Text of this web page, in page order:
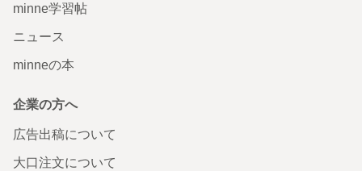
minne学習帖
ニュース
minneの本
企業の方へ
広告出稿について
大口注文について